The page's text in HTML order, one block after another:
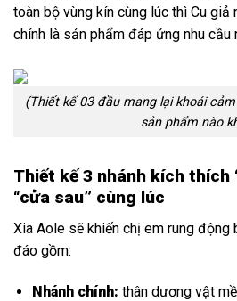
toàn bộ vùng kín cùng lúc thì Cu giả
chính là sản phẩm đáp ứng nhu cầu
(Thiết kế 03 đầu mang lại khoái
sản phẩm nào
Thiết kế 3 nhánh kích thích
“cửa sau” cùng lúc
Xia Aole sẽ khiến chị em rung động
đáo gồm:
Nhánh chính: thân dương vật